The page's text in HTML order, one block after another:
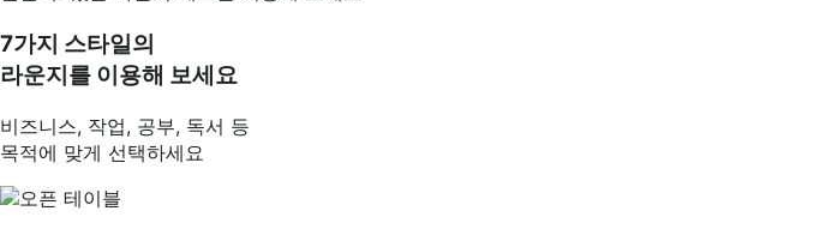
7가지 스타일의
라운지를 이용해 보세요
비즈니스, 작업, 공부, 독서 등
목적에 맞게 선택하세요